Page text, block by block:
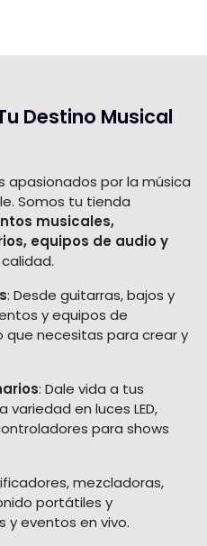
Destino Musical
apasionados por la música
Somos tu tienda
musicales,
equipos de audio y
: Desde guitarras, bajos y
y equipos de
necesitas para crear y
: Dale vida a tus
en luces LED,
para shows
mezcladoras,
portátiles y
y eventos en vivo.